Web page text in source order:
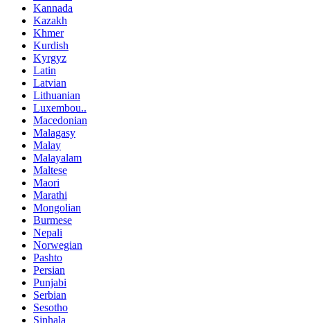
Kannada
Kazakh
Khmer
Kurdish
Kyrgyz
Latin
Latvian
Lithuanian
Luxembou..
Macedonian
Malagasy
Malay
Malayalam
Maltese
Maori
Marathi
Mongolian
Burmese
Nepali
Norwegian
Pashto
Persian
Punjabi
Serbian
Sesotho
Sinhala